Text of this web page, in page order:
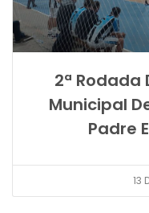
2ª Rodada
Municipal
Padre
13